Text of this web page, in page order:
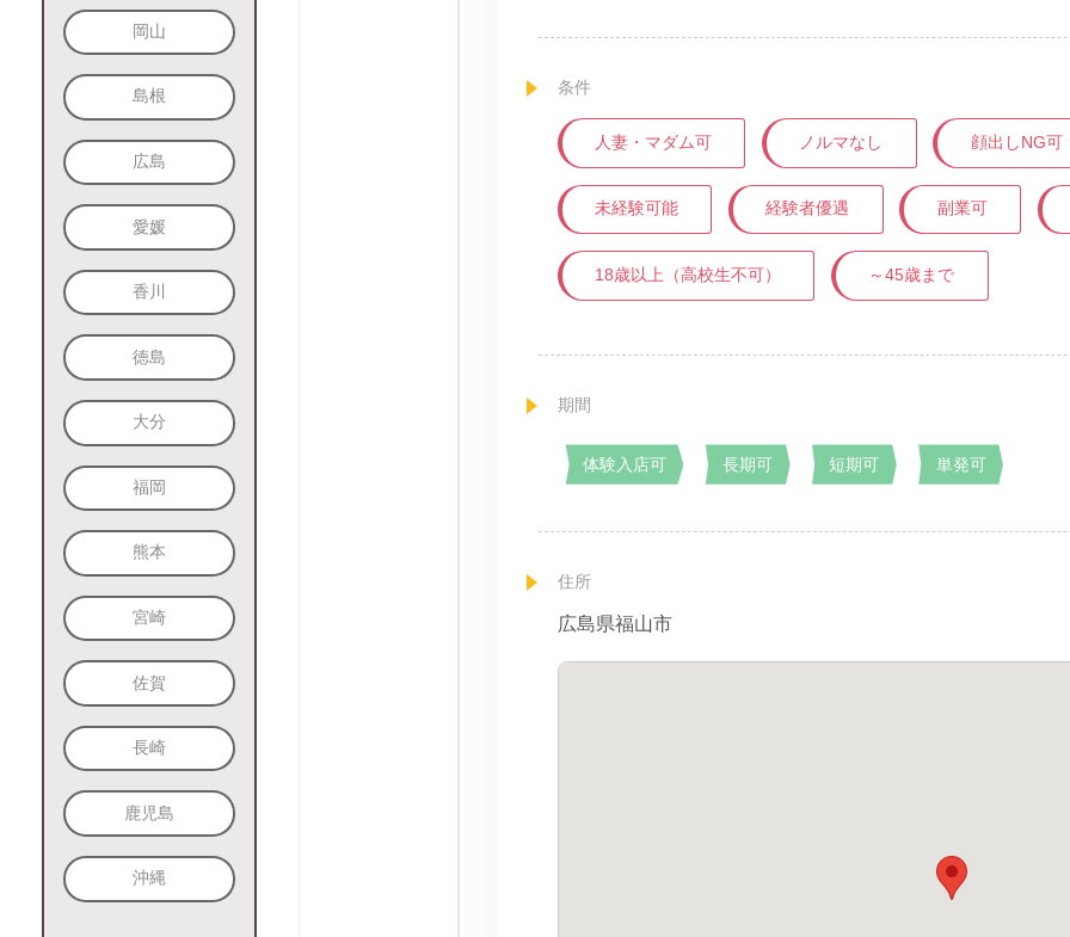
岡山
島根
広島
愛媛
香川
徳島
大分
福岡
熊本
宮崎
佐賀
長崎
鹿児島
沖縄
条件
人妻・マダム可 ノルマなし 顔出しNG可
未経験可能 経験者優遇 副業可
18歳以上（高校生不可） ～45歳まで
期間
体験入店可 長期可 短期可 単発可
住所
広島県福山市